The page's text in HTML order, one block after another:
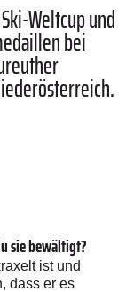
Weltcup und
bei
sie ­be­wältigt?
ist und
dass er es